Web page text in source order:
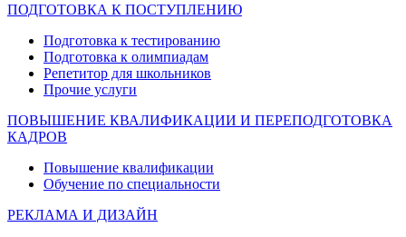
ПОДГОТОВКА К ПОСТУПЛЕНИЮ
Подготовка к тестированию
Подготовка к олимпиадам
Репетитор для школьников
Прочие услуги
ПОВЫШЕНИЕ КВАЛИФИКАЦИИ И ПЕРЕПОДГОТОВКА
КАДРОВ
Повышение квалификации
Обучение по специальности
РЕКЛАМА И ДИЗАЙН